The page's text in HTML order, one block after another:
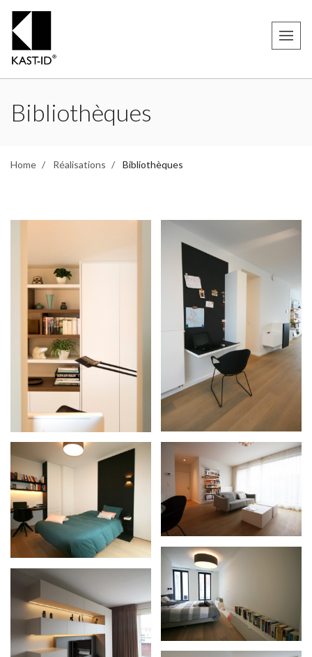
Bibliothèques
Home Réalisations Bibliothèques